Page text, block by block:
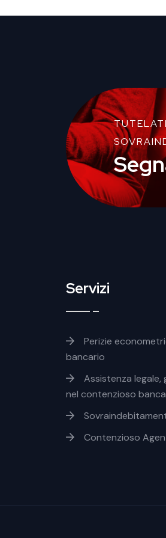
Servizi
Footer servizi
Perizie
bancario
Assistenza legale,
nel contenzioso
Contenzioso